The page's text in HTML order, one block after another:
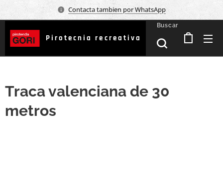
Contacta tambien por WhatsApp
Pirotecnia recreativa
Buscar
Traca valenciana de 30
metros